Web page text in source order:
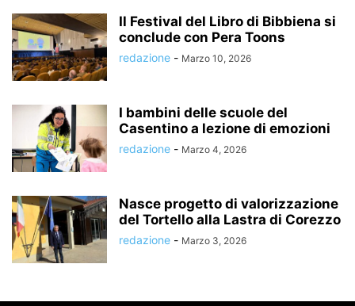
Il Festival del Libro di Bibbiena si
conclude con Pera Toons
redazione - Marzo 10, 2026
I bambini delle scuole del
Casentino a lezione di emozioni
redazione - Marzo 4, 2026
Nasce progetto di valorizzazione
del Tortello alla Lastra di Corezzo
redazione - Marzo 3, 2026